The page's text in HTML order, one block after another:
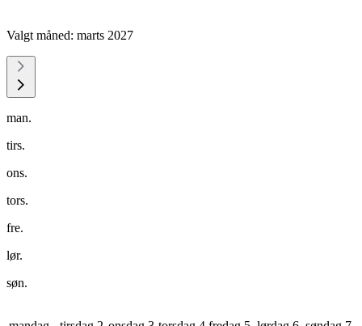
Valgt måned: marts 2027
man.
tirs.
ons.
tors.
fre.
lør.
søn.